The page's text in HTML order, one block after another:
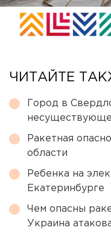
ЧИТАЙТЕ
Город в
Ракетная
области
Ребенка на
Екатеринбурге
Чем опасны
Украина